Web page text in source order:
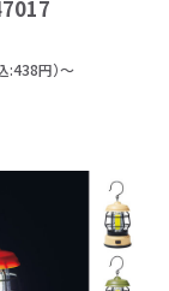
:438円）～